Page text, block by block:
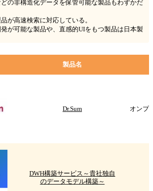
の非構造化データを保管可能な製品もわずかだ
が高速検索に対応している。
が可能な製品や、直感的UIをもつ製品は日本製
製品名
Dr.Sum オンプ
DWH構築サービス～貴社独自
のデータモデル構築～